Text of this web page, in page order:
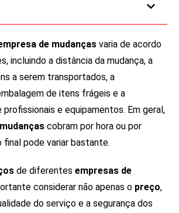
de mudanças varia de acordo
incluindo a distância da mudança, a
a serem transportados, a
de itens frágeis e a
profissionais e equipamentos. Em geral,
cobram por hora ou por
pode variar bastante.
de diferentes empresas de
considerar não apenas o preço,
do serviço e a segurança dos